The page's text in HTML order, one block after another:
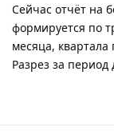
Сейчас отчёт на
формируется по
месяца, квартала
Разрез за